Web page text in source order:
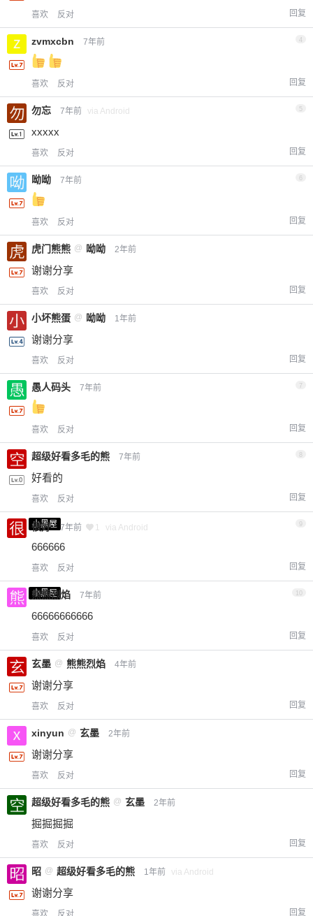
喜欢 反对 回复
zvmxcbn 7年前 4
喜欢 反对 回复
勿忘 7年前 via Android 5
xxxxx
喜欢 反对 回复
呦呦 7年前
喜欢 反对 回复
虎门熊熊 @ 呦呦 2年前
谢谢分享
喜欢 反对 回复
小坏熊蛋 @ 呦呦 1年前
谢谢分享
喜欢 反对 回复
愚人码头 7年前 7
喜欢 反对 回复
超级好看多毛的熊 7年前
好看的
喜欢 反对 回复
小黑屋
很好 7年前 1 via Android 9
666666
喜欢 反对 回复
小黑屋
熊熊烈焰 7年前
66666666666
喜欢 反对 回复
玄墨 @ 熊熊烈焰 4年前
谢谢分享
喜欢 反对 回复
xinyun @ 玄墨 2年前
谢谢分享
喜欢 反对 回复
超级好看多毛的熊 @ 玄墨 2年前
掘掘掘掘
喜欢 反对 回复
昭 @ 超级好看多毛的熊 1年前 via Android
谢谢分享
喜欢 反对 回复